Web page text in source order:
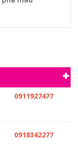
0911927477
0918342277